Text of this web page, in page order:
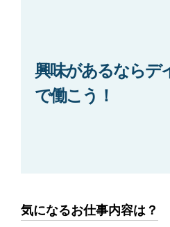
興味があるならデ
で働こう！
気になるお仕事内容は？